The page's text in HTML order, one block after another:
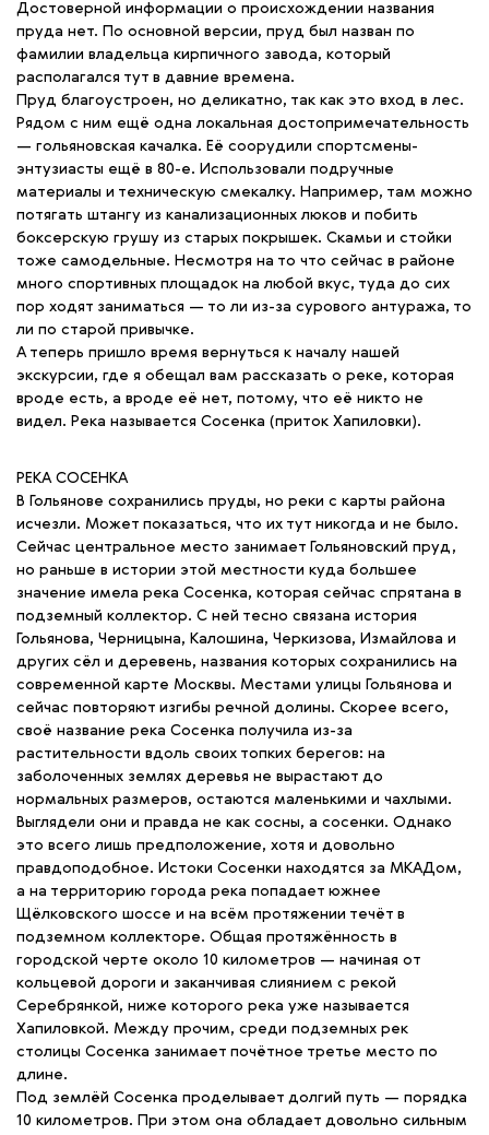
Достоверной информации о происхождении названия
пруда нет. По основной версии, пруд был назван по
фамилии владельца кирпичного завода, который
располагался тут в давние времена.
Пруд благоустроен, но деликатно, так как это вход в лес.
Рядом с ним ещё одна локальная достопримечательность
— гольяновская качалка. Её соорудили спортсмены-
энтузиасты ещё в 80-е. Использовали подручные
материалы и техническую смекалку. Например, там можно
потягать штангу из канализационных люков и побить
боксерскую грушу из старых покрышек. Скамьи и стойки
тоже самодельные. Несмотря на то что сейчас в районе
много спортивных площадок на любой вкус, туда до сих
пор ходят заниматься — то ли из-за сурового антуража, то
ли по старой привычке.
А теперь пришло время вернуться к началу нашей
экскурсии, где я обещал вам рассказать о реке, которая
вроде есть, а вроде её нет, потому, что её никто не
видел. Река называется Сосенка (приток Хапиловки).
РЕКА СОСЕНКА
В Гольянове сохранились пруды, но реки с карты района
исчезли. Может показаться, что их тут никогда и не было.
Сейчас центральное место занимает Гольяновский пруд,
но раньше в истории этой местности куда большее
значение имела река Сосенка, которая сейчас спрятана в
подземный коллектор. С ней тесно связана история
Гольянова, Черницына, Калошина, Черкизова, Измайлова и
других сёл и деревень, названия которых сохранились на
современной карте Москвы. Местами улицы Гольянова и
сейчас повторяют изгибы речной долины. Скорее всего,
своё название река Сосенка получила из-за
растительности вдоль своих топких берегов: на
заболоченных землях деревья не вырастают до
нормальных размеров, остаются маленькими и чахлыми.
Выглядели они и правда не как сосны, а сосенки. Однако
это всего лишь предположение, хотя и довольно
правдоподобное. Истоки Сосенки находятся за МКАДом,
а на территорию города река попадает южнее
Щёлковского шоссе и на всём протяжении течёт в
подземном коллекторе. Общая протяжённость в
городской черте около 10 километров — начиная от
кольцевой дороги и заканчивая слиянием с рекой
Серебрянкой, ниже которого река уже называется
Хапиловкой. Между прочим, среди подземных рек
столицы Сосенка занимает почётное третье место по
длине.
Под землёй Сосенка проделывает долгий путь — порядка
10 километров. При этом она обладает довольно сильным